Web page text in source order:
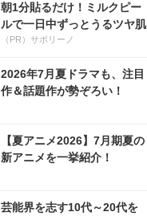
朝1分貼るだけ！ミルクピー
ルで一日中ずっとうるツヤ肌
（PR）サボリーノ
2026年7月夏ドラマも、注目
作＆話題作が勢ぞろい！
【夏アニメ2026】7月期夏の
新アニメを一挙紹介！
芸能界を志す10代～20代を